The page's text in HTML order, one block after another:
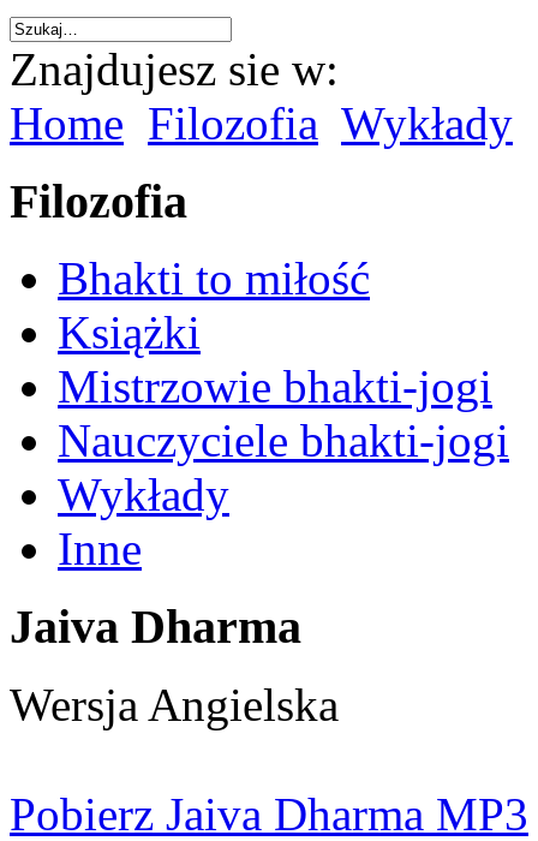
Znajdujesz sie w:
Home Filozofia Wykłady
Filozofia
Bhakti to miłość
Książki
Mistrzowie bhakti-jogi
Nauczyciele bhakti-jogi
Wykłady
Inne
Jaiva Dharma
Wersja Angielska
Pobierz Jaiva Dharma MP3